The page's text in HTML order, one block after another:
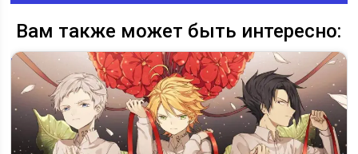
Вам также может быть интересно: